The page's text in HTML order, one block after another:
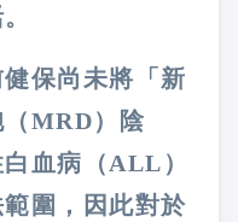
保尚未將「新
MRD）陰
血病（ALL）
圍，因此對於